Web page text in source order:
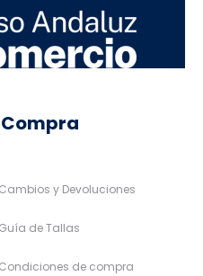
Cambios y Devoluciones
Guía de Tallas
Condiciones de compra